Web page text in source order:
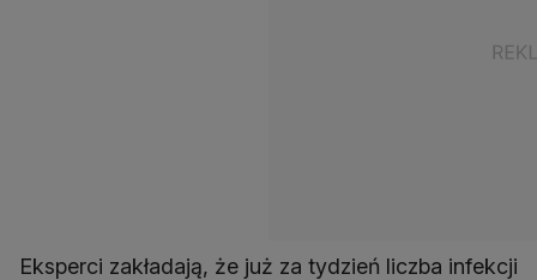
Eksperci zakładają, że już za tydzień liczba infekcji